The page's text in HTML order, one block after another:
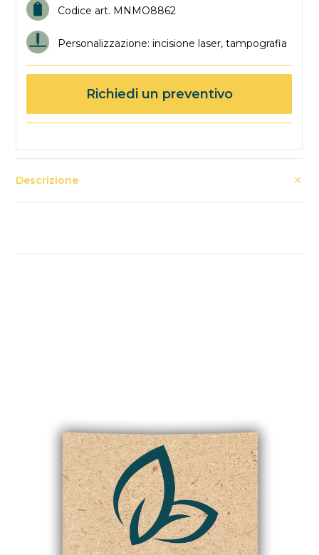
Codice art. MNMO8862
Personalizzazione: incisione laser, tampografia
Richiedi un preventivo
Descrizione